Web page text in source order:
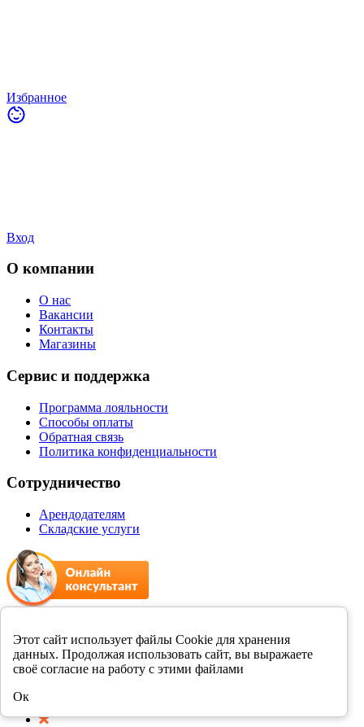
Этот сайт использует файлы Cookie для хранения
данных. Продолжая использовать сайт, вы выражаете
своё согласие на работу с этими файлами
Ок
Избранное
Вход
О компании
О нас
Вакансии
Контакты
Магазины
Сервис и поддержка
Программа лояльности
Способы оплаты
Обратная связь
Политика конфиденциальности
Сотрудничество
Арендодателям
Складские услуги
+7 8412 231989
Мы в соцсетях